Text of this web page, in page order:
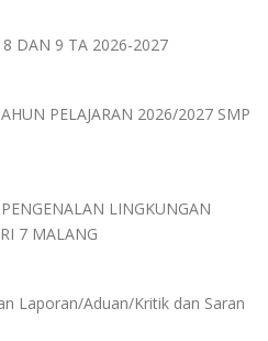
8 DAN 9 TA 2026-2027
PELAJARAN 2026/2027 SMP
LINGKUNGAN
7 MALANG
Laporan/Aduan/Kritik dan Saran